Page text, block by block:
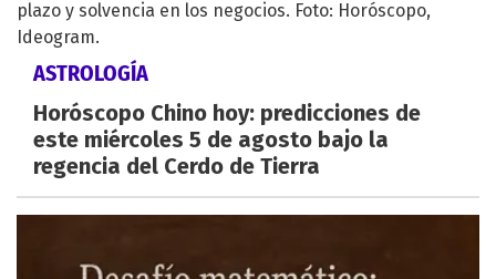
ASTROLOGÍA
Horóscopo Chino hoy: predicciones de
este miércoles 5 de agosto bajo la
regencia del Cerdo de Tierra